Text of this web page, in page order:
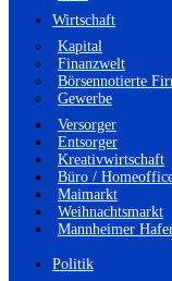
Wirtschaft
Kapital
Finanzwelt
Börsennotierte
Gewerbe
Versorger
Entsorger
Kreativwirtschaft
Büro /
Maimarkt
Weihnachtsmarkt
Mannheimer
Politik